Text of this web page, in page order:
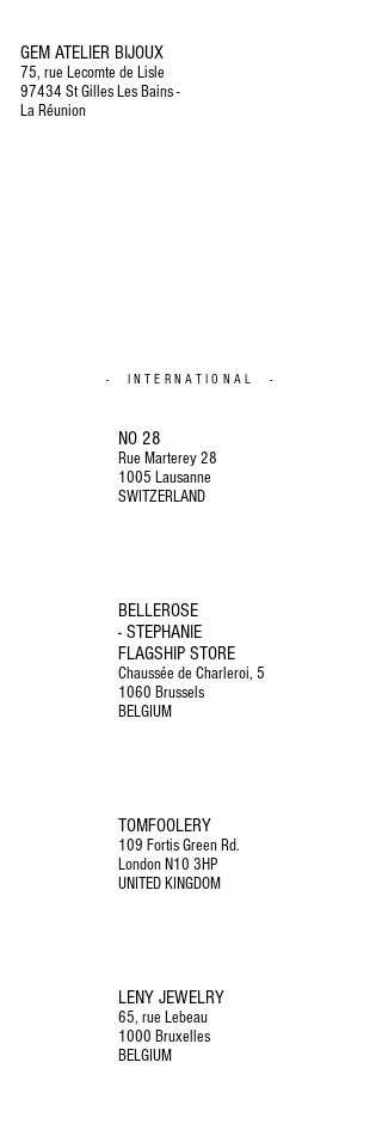
GEM ATELIER BIJOUX
75, rue Lecomte de Lisle
97434 St Gilles Les Bains -
La Réunion
- INTERNATIONAL -
NO 28
Rue Marterey 28
1005 Lausanne
SWITZERLAND
BELLEROSE
- STEPHANIE
FLAGSHIP STORE
Chaussée de Charleroi, 5
1060 Brussels
BELGIUM
TOMFOOLERY
109 Fortis Green Rd.
London N10 3HP
UNITED KINGDOM
LENY JEWELRY
65, rue Lebeau
1000 Bruxelles
BELGIUM